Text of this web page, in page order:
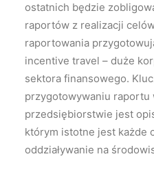
ostatnich będzie
raportów z realizacji
raportowania
incentive travel – duże
sektora finansowego.
przygotowywaniu raportu
przedsiębiorstwie jest
którym istotne jest każde
oddziaływanie na